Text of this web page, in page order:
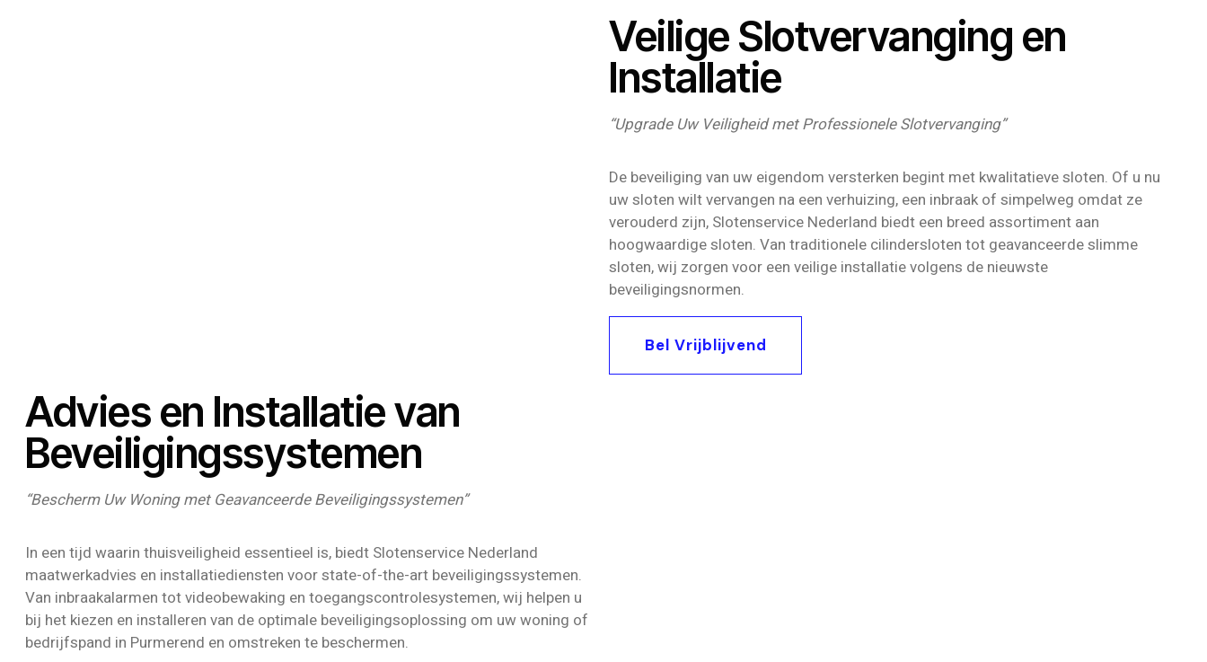
Veilige Slotvervanging en
Installatie
“Upgrade Uw Veiligheid met Professionele Slotvervanging”
De beveiliging van uw eigendom versterken begint met kwalitatieve sloten. Of u nu
uw sloten wilt vervangen na een verhuizing, een inbraak of simpelweg omdat ze
verouderd zijn, Slotenservice Nederland biedt een breed assortiment aan
hoogwaardige sloten. Van traditionele cilindersloten tot geavanceerde slimme
sloten, wij zorgen voor een veilige installatie volgens de nieuwste
beveiligingsnormen.
Bel Vrijblijvend
Advies en Installatie van
Beveiligingssystemen
“Bescherm Uw Woning met Geavanceerde Beveiligingssystemen”
In een tijd waarin thuisveiligheid essentieel is, biedt Slotenservice Nederland
maatwerkadvies en installatiediensten voor state-of-the-art beveiligingssystemen.
Van inbraakalarmen tot videobewaking en toegangscontrolesystemen, wij helpen u
bij het kiezen en installeren van de optimale beveiligingsoplossing om uw woning of
bedrijfspand in Purmerend en omstreken te beschermen.